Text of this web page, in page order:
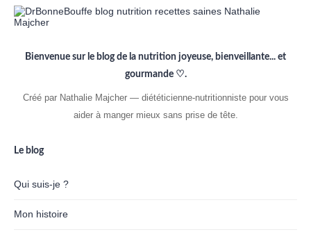
Bienvenue sur le blog de la nutrition joyeuse, bienveillante... et
gourmande ♡.
Créé par Nathalie Majcher — diététicienne-nutritionniste pour vous
aider à manger mieux sans prise de tête.
Le blog
Qui suis-je ?
Mon histoire